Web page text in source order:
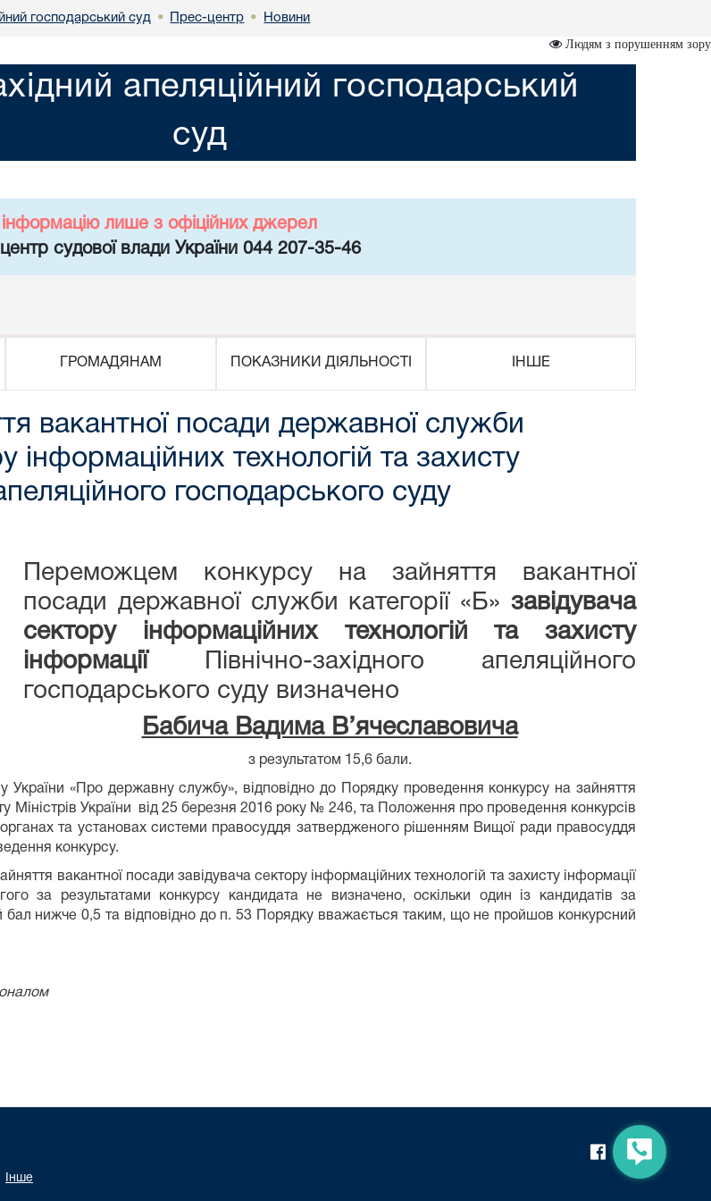
господарський суд • Прес-центр • Новини
Людям з порушенням зору
апеляційний господарський
суд
лише з офіційних джерел
судової влади України 044 207-35-46
ГРОМАДЯНАМ ПОКАЗНИКИ ДІЯЛЬНОСТІ ІНШЕ
вакантної посади державної служби
інформаційних технологій та захисту
господарського суду
Переможцем конкурсу на зайняття вакантної
посади державної служби категорії «Б» завідувача
сектору інформаційних технологій та захисту
інформації Північно-західного апеляційного
господарського суду визначено
Бабича Вадима В’ячеславовича
з результатом 15,6 бали.
України «Про державну службу», відповідно до Порядку проведення конкурсу на зайняття
України від 25 березня 2016 року № 246, та Положення про проведення конкурсів
та установах системи правосуддя затвердженого рішенням Вищої ради правосуддя
конкурсу.
вакантної посади завідувача сектору інформаційних технологій та захисту інформації
за результатами конкурсу кандидата не визначено, оскільки один із кандидатів за
бал нижче 0,5 та відповідно до п. 53 Порядку вважається таким, що не пройшов конкурсний
Інше